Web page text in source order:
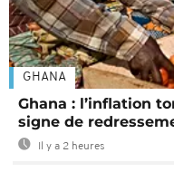
GHANA
Ghana : l’inflation
signe de
Il y a 2 heures